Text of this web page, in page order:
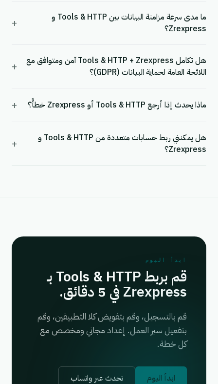
ما مدى سرعة مزامنة البيانات بين Tools & HTTP و
Zrexpress؟
+
هل تكامل Tools & HTTP + Zrexpress آمن ومتوافق مع
اللائحة العامة لحماية البيانات (GDPR)؟
+
ماذا يحدث إذا أرجع Tools & HTTP أو Zrexpress خطأً؟ +
هل يمكنني ربط حسابات متعددة من Tools & HTTP و
Zrexpress؟
+
ابدأ اليوم
قم بربط Tools & HTTP بـ
Zrexpress في 5 دقائق.
قم بالتسجيل، وقم بتفويض كلا التطبيقين، وقم
بتفعيل سير العمل. إعداد مجاني ومخصص مع
كل خطة.
ابدأ اليوم تحدث عبر واتساب